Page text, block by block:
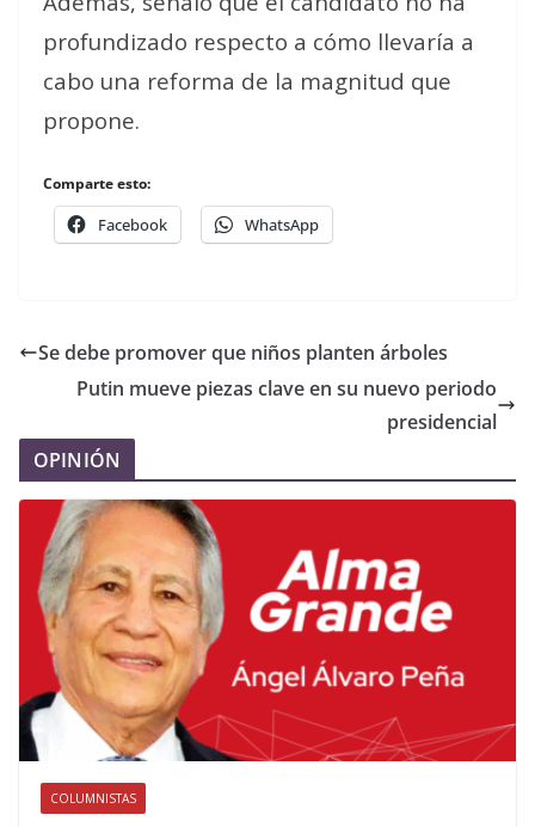
profundizado respecto a cómo llevaría a
cabo una reforma de la magnitud que
propone.
Comparte esto:
Facebook WhatsApp
Se debe promover que niños planten árboles
Putin mueve piezas clave en su nuevo periodo
presidencial
OPINIÓN
COLUMNISTAS